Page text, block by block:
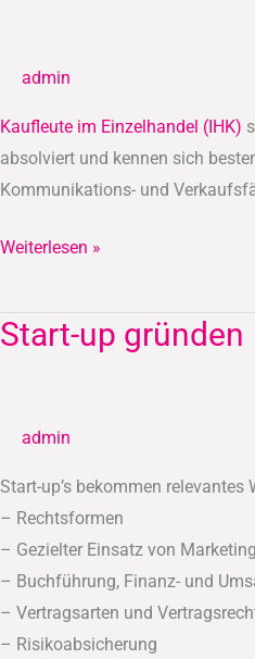
admin
Kaufleute im Einzelhandel (IHK)
absolviert und kennen sich
Kommunikations- und
(IHK)
Weiterlesen »
Start-up gründen
admin
Start-up’s bekommen
– Rechtsformen
– Gezielter Einsatz von Marketing
– Buchführung, Finanz- und
– Vertragsarten und
– Risikoabsicherung
Start-